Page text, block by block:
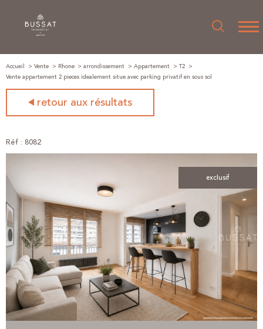
Accueil Vente Rhone arrondissement Appartement
T2
Vente appartement 2 pieces idealement situe avec parking privatif en sous sol
retour aux résultats
Réf : 8082
exclusif